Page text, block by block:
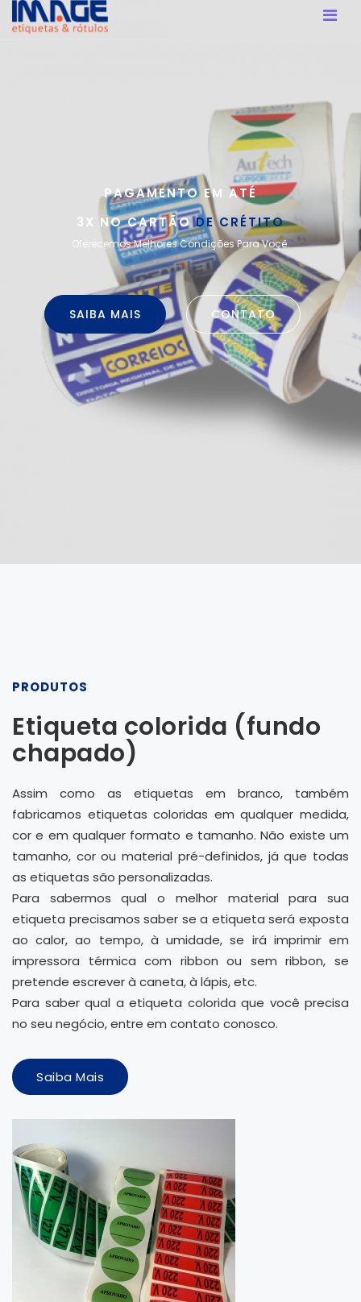
PAGAMENTO EM ATÉ
3X NO CARTÃODE CRÉTITO
Oferecemos Melhores Condições Para Voçê.
SAIBA MAIS CONTATO
PRODUTOS
Etiqueta colorida (fundo
chapado)
Assim como as etiquetas em branco, também
fabricamos etiquetas coloridas em qualquer medida,
cor e em qualquer formato e tamanho. Não existe um
tamanho, cor ou material pré-definidos, já que todas
as etiquetas são personalizadas.
Para sabermos qual o melhor material para sua
etiqueta precisamos saber se a etiqueta será exposta
ao calor, ao tempo, à umidade, se irá imprimir em
impressora térmica com ribbon ou sem ribbon, se
pretende escrever à caneta, à lápis, etc.
Para saber qual a etiqueta colorida que você precisa
no seu negócio, entre em contato conosco.
Saiba Mais